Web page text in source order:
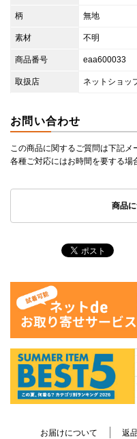
柄 無地
素材 不明
商品番号 eaa600033
取扱店 ネットショッ
お問い合わせ
この商品に関するご質問は下記メ
各種ご対応にはお時間を要する場
商品
お届けについて 返